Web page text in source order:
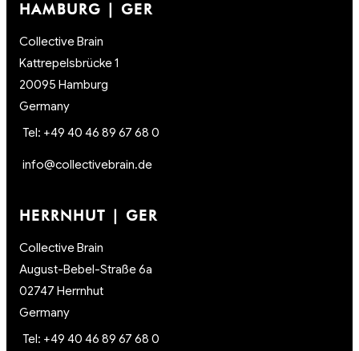
HAMBURG | GER
Collective Brain
Kattrepelsbrücke 1
20095 Hamburg
Germany
Tel: +49 40 46 89 67 68 0
info@collectivebrain.de
HERRNHUT | GER
Collective Brain
August-Bebel-Straße 6a
02747 Herrnhut
Germany
Tel: +49 40 46 89 67 68 0